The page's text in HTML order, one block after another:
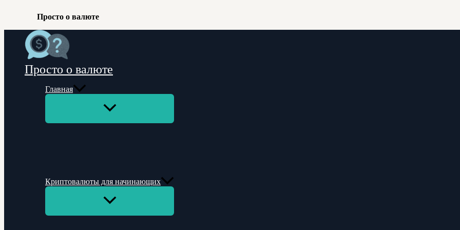
Просто о валюте
Перейти
содержимому
Просто о валюте
Главная
Переключатель
Криптовалюты для начинающих
Переключатель